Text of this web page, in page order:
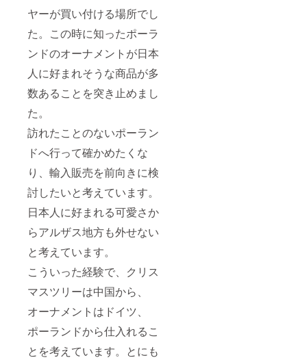
ヤーが買い付ける場所でし
た。この時に知ったポーラ
ンドのオーナメントが日本
人に好まれそうな商品が多
数あることを突き止めまし
た。
訪れたことのないポーラン
ドへ行って確かめたくな
り、輸入販売を前向きに検
討したいと考えています。
日本人に好まれる可愛さか
らアルザス地方も外せない
と考えています。
こういった経験で、クリス
マスツリーは中国から、
オーナメントはドイツ、
ポーランドから仕入れるこ
とを考えています。とにも